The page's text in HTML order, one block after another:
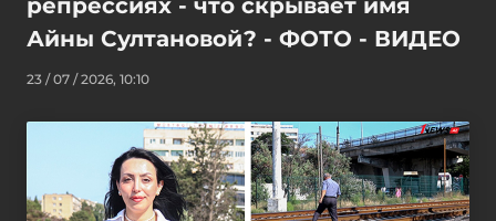
репрессиях - что скрывает имя
Айны Султановой? - ФОТО - ВИДЕО
23 / 07 / 2026, 10:10